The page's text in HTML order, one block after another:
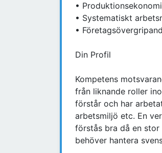
•
• Systematiskt
•
Din Profil
Kompetens
från liknande roller
förstår och har
arbetsmiljö etc. En
förstås bra då en
behöver hantera